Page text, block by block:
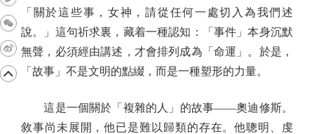
「關於這些事，女神，請從任何一處切入為我們述
說。」這句祈求裏，藏着一種認知：「事件」本身沉默
無聲，必須經由講述，才會排列成為「命運」。於是，
「故事」不是文明的點綴，而是一種塑形的力量。
這是一個關於「複雜的人」的故事——奧迪修斯。
敘事尚未展開，他已是難以歸類的存在。他聰明、虔